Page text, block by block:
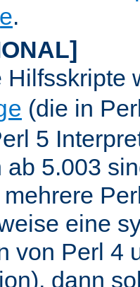
.
Hilfsskripte
(die in
5
ab 5.003
eine
von Perl 4
dann